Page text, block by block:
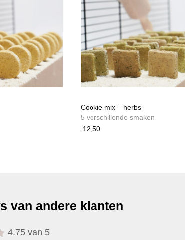
Cookie mix – herbs
5 verschillende smaken
12,50
van andere klanten
4.75 van 5